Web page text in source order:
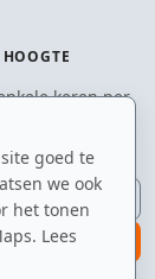
goed te
we ook
het tonen
Lees
keren per
met het